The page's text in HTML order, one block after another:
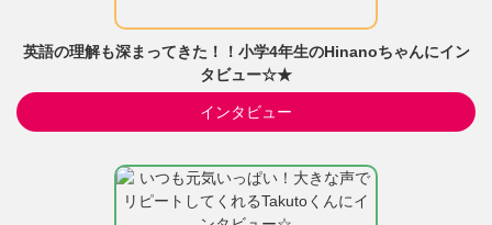
英語の理解も深まってきた！！小学4年生のHinanoちゃんにイン
タビュー☆★
インタビュー